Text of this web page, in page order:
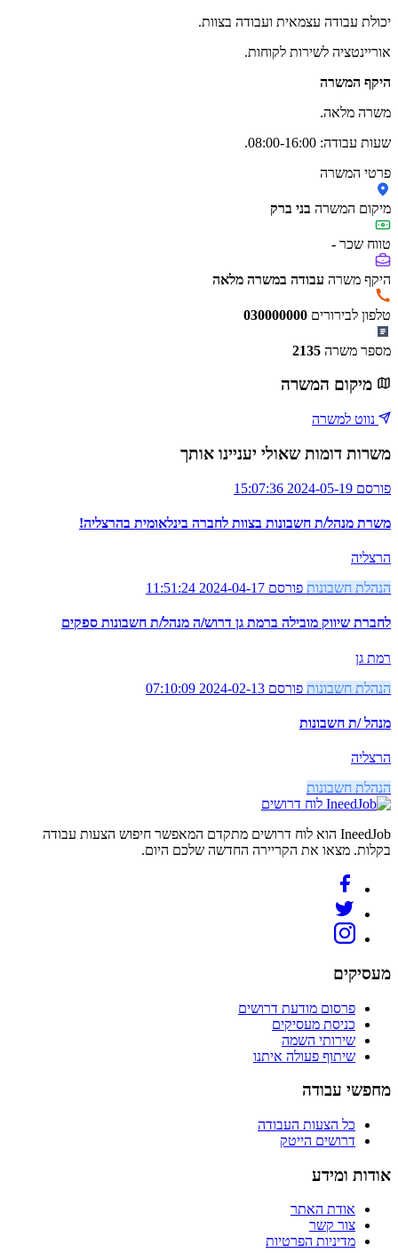
יכולת עבודה עצמאית ועבודה בצוות.
אוריינטציה לשירות לקוחות.
היקף המשרה
משרה מלאה.
שעות עבודה: 08:00-16:00.
פרטי המשרה
מיקום המשרה בני ברק
טווח שכר -
היקף משרה עבודה במשרה מלאה
טלפון לבירורים 030000000
מספר משרה 2135
מיקום המשרה
נווט למשרה
משרות דומות שאולי יעניינו אותך
פורסם 2024-05-19 15:07:36
משרת מנהל/ת חשבונות בצוות לחברה בינלאומית בהרצליה!
הרצליה
הנהלת חשבונות פורסם 2024-04-17 11:51:24
לחברת שיווק מובילה ברמת גן דרוש/ה מנהל/ת חשבונות ספקים
רמת גן
הנהלת חשבונות פורסם 2024-02-13 07:10:09
מנהל /ת חשבונות
הרצליה
הנהלת חשבונות
לוח דרושים
IneedJob הוא לוח דרושים מתקדם המאפשר חיפוש הצעות עבודה
בקלות. מצאו את הקריירה החדשה שלכם היום.
מעסיקים
פרסום מודעת דרושים
כניסת מעסיקים
שירותי השמה
שיתוף פעולה איתנו
מחפשי עבודה
כל הצעות העבודה
דרושים הייטק
אודות ומידע
אודת האתר
צור קשר
מדיניות הפרטיות